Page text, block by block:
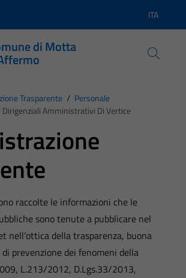
Lingua
ITA
di Motta
Trasparente / Personale
Dirigenziali Amministrativi Di Vertice
raccolte le informazioni che le
sono tenute a pubblicare nel
nell’ottica della trasparenza, buona
prevenzione dei fenomeni della
L.213/2012, D.Lgs.33/2013,